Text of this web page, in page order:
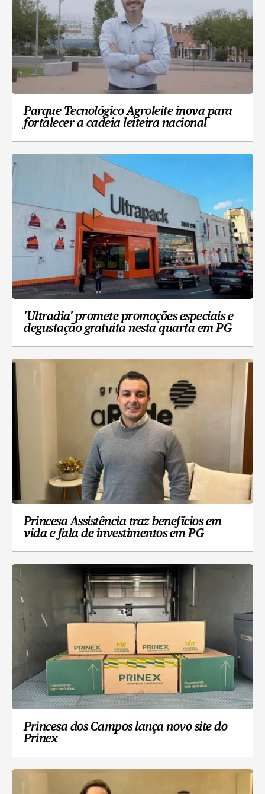
Parque Tecnológico Agroleite inova para
fortalecer a cadeia leiteira nacional
'Ultradia' promete promoções especiais e
degustação gratuita nesta quarta em PG
Princesa Assistência traz benefícios em
vida e fala de investimentos em PG
Princesa dos Campos lança novo site do
Prinex